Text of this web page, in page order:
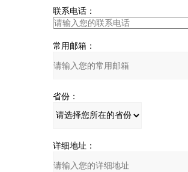
联系电话：
常用邮箱：
省份：
详细地址：